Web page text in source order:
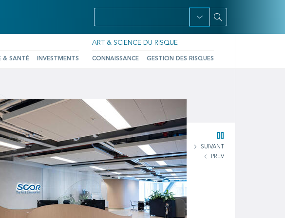
& SANTÉ INVESTMENTS
ART & SCIENCE DU RISQUE
CONNAISSANCE GESTION DES RISQUES
SUIVANT
PREV